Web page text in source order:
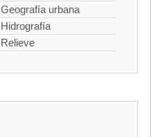
Geografía urbana
Hidrografía
Relieve